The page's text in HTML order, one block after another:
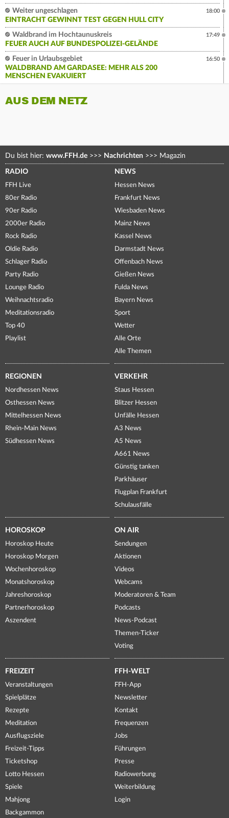
Weiter ungeschlagen
EINTRACHT GEWINNT TEST GEGEN HULL CITY
18:00
Waldbrand im Hochtaunuskreis
FEUER AUCH AUF BUNDESPOLIZEI-GELÄNDE
17:49
Feuer in Urlaubsgebiet
WALDBRAND AM GARDASEE: MEHR ALS 200
MENSCHEN EVAKUIERT
16:50
AUS DEM NETZ
Du bist hier: www.FFH.de >>> Nachrichten >>> Magazin
RADIO
FFH Live
80er Radio
90er Radio
2000er Radio
Rock Radio
Oldie Radio
Schlager Radio
Party Radio
Lounge Radio
Weihnachtsradio
Meditationsradio
Top 40
Playlist
NEWS
Hessen News
Frankfurt News
Wiesbaden News
Mainz News
Kassel News
Darmstadt News
Offenbach News
Gießen News
Fulda News
Bayern News
Sport
Wetter
Alle Orte
Alle Themen
REGIONEN
Nordhessen News
Osthessen News
Mittelhessen News
Rhein-Main News
Südhessen News
VERKEHR
Staus Hessen
Blitzer Hessen
Unfälle Hessen
A3 News
A5 News
A661 News
Günstig tanken
Parkhäuser
Flugplan Frankfurt
Schulausfälle
HOROSKOP
Horoskop Heute
Horoskop Morgen
Wochenhoroskop
Monatshoroskop
Jahreshoroskop
Partnerhoroskop
Aszendent
ON AIR
Sendungen
Aktionen
Videos
Webcams
Moderatoren & Team
Podcasts
News-Podcast
Themen-Ticker
Voting
FREIZEIT
Veranstaltungen
Spielplätze
Rezepte
Meditation
Ausflugsziele
Freizeit-Tipps
Ticketshop
Lotto Hessen
Spiele
Mahjong
Backgammon
FFH-WELT
FFH-App
Newsletter
Kontakt
Frequenzen
Jobs
Führungen
Presse
Radiowerbung
Weiterbildung
Login